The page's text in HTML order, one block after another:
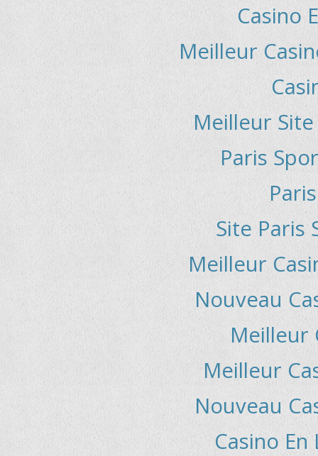
Casino
Meilleur
Meilleur
Paris
Site Paris
Meilleur
Nouveau
Meilleur
Meilleur
Nouveau
Casino